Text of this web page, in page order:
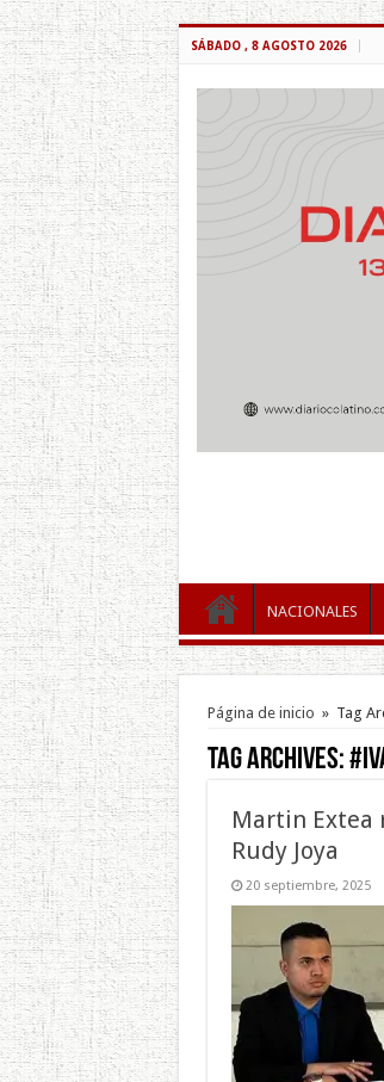
SÁBADO , 8 AGOSTO 2026
NACIONALES
Página de inicio » Tag
Tag Archives:
Martin Extea
Rudy Joya
20 septiembre, 2025